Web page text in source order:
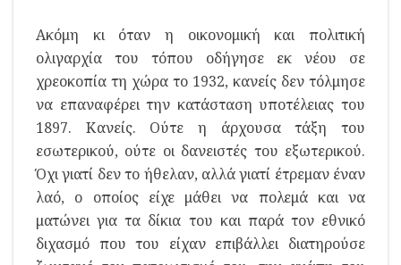
Ακόμη κι όταν η οικονομική και πολιτική
ολιγαρχία του τόπου οδήγησε εκ νέου σε
χρεοκοπία τη χώρα το 1932, κανείς δεν τόλμησε
να επαναφέρει την κατάσταση υποτέλειας του
1897. Κανείς. Ούτε η άρχουσα τάξη του
εσωτερικού, ούτε οι δανειστές του εξωτερικού.
Όχι γιατί δεν το ήθελαν, αλλά γιατί έτρεμαν έναν
λαό, ο οποίος είχε μάθει να πολεμά και να
ματώνει για τα δίκια του και παρά τον εθνικό
διχασμό που του είχαν επιβάλλει διατηρούσε